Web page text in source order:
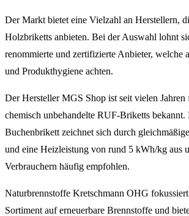
Der Markt bietet eine Vielzahl an Herstellern,
Holzbriketts anbieten. Bei der Auswahl lohnt
renommierte und zertifizierte Anbieter, welche
und Produkthygiene achten.
Der Hersteller MGS Shop ist seit vielen
chemisch unbehandelte RUF-Briketts bekannt.
Buchenbrikett zeichnet sich durch
und eine Heizleistung von rund 5 kWh/kg aus
Verbrauchern häufig empfohlen.
Naturbrennstoffe Kretschmann OHG
Sortiment auf erneuerbare Brennstoffe und